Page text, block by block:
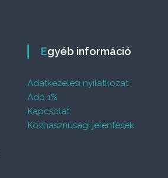
Egyéb információ
Adatkezelési nyilatkozat
Adó 1%
Kapcsolat
Közhasznúsági jelentések